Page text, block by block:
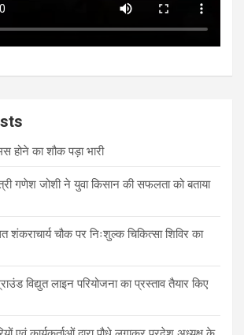
होने का शौक पड़ा भारी
गणेश जोशी ने युवा किसान की सफलता को बताया
शंकराचार्य चौक पर निःशुल्क चिकित्सा शिविर का
विद्युत लाइन परियोजना का प्रस्ताव तैयार किए